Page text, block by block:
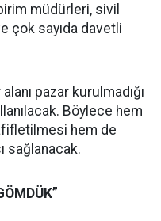
müdürleri, sivil
çok sayıda davetli
pazar kurulmadığı
Böylece hem
hem de
sağlanacak.